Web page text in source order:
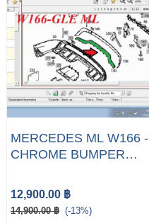
MERCEDES ML W166 -
CHROME BUMPER
12,900.00 ฿
14,900.00 ฿ (-13%)